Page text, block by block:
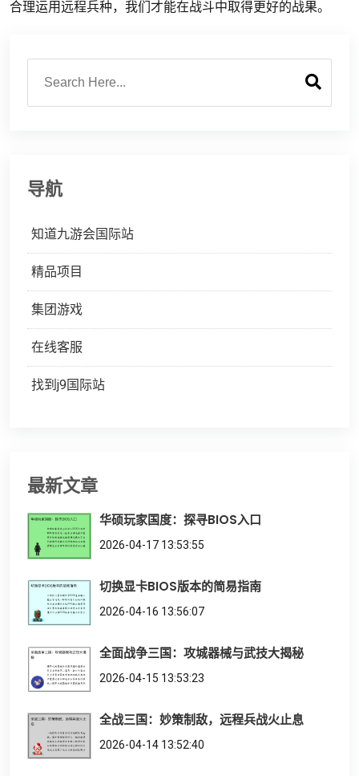
合理运用远程兵种，我们才能在战斗中取得更好的战果。
导航
知道九游会国际站
精品项目
集团游戏
在线客服
找到j9国际站
最新文章
华硕玩家国度：探寻BIOS入口
2026-04-17 13:53:55
切换显卡BIOS版本的简易指南
2026-04-16 13:56:07
全面战争三国：攻城器械与武技大揭秘
2026-04-15 13:53:23
全战三国：妙策制敌，远程兵战火止息
2026-04-14 13:52:40